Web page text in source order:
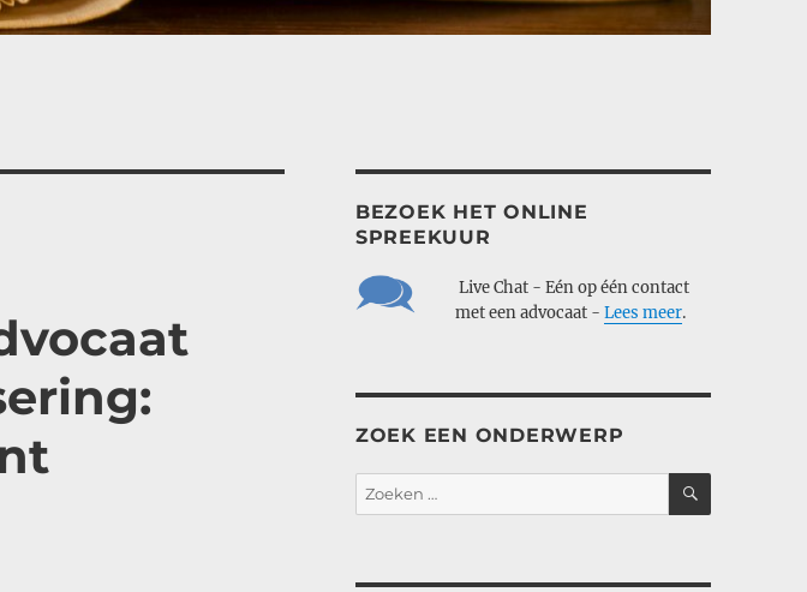
BEZOEK HET ONLINE
SPREEKUUR
Live Chat - Eén op één contact
met een advocaat - Lees meer.
ZOEK EEN ONDERWERP
Zoeken
naar:
ZOEKEN